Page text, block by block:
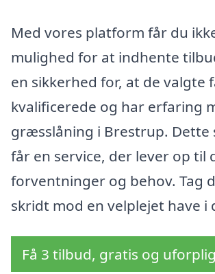
Med vores platform får du
mulighed for at indhente
en sikkerhed for, at de valgte
kvalificerede og har erfaring
græsslåning i Brestrup. Dette
får en service, der lever op til
forventninger og behov. Tag
skridt mod en velplejet have i
Få 3 tilbud, gratis og